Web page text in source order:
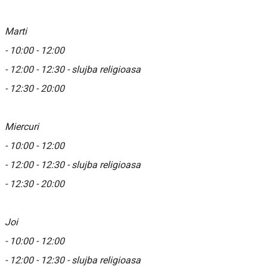
Marti
- 10:00 - 12:00
- 12:00 - 12:30 - slujba religioasa
- 12:30 - 20:00
Miercuri
- 10:00 - 12:00
- 12:00 - 12:30 - slujba religioasa
- 12:30 - 20:00
Joi
- 10:00 - 12:00
- 12:00 - 12:30 - slujba religioasa